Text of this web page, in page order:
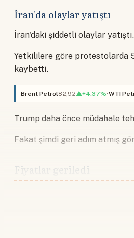
İran'da olaylar yatıştı
İran'daki şiddetli olaylar yatıştı.
Yetkililere göre protestolarda 5
kaybetti.
Brent Petrol82,92▲+4.37% WTI
Trump daha önce müdahale
Fakat şimdi geri adım atmış
Fiyatlar geriledi